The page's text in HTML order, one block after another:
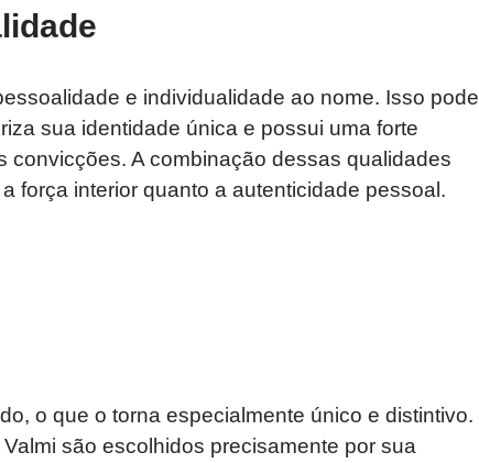
e individualidade ao nome. Isso pode
sua identidade única e possui uma forte
A combinação dessas qualidades
força interior quanto a autenticidade pessoal.
o que o torna especialmente único e distintivo.
são escolhidos precisamente por sua